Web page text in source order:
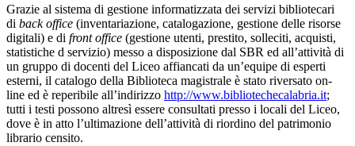
Grazie al sistema di gestione informatizzata dei servizi bibliotecari
di back office (inventariazione, catalogazione, gestione delle risorse
digitali) e di front office (gestione utenti, prestito, solleciti, acquisti,
statistiche d servizio) messo a disposizione dal SBR ed all’attività di
un gruppo di docenti del Liceo affiancati da un’equipe di esperti
esterni, il catalogo della Biblioteca magistrale è stato riversato on-
line ed è reperibile all’indirizzo http://www.bibliotechecalabria.it;
tutti i testi possono altresì essere consultati presso i locali del Liceo,
dove è in atto l’ultimazione dell’attività di riordino del patrimonio
librario censito.